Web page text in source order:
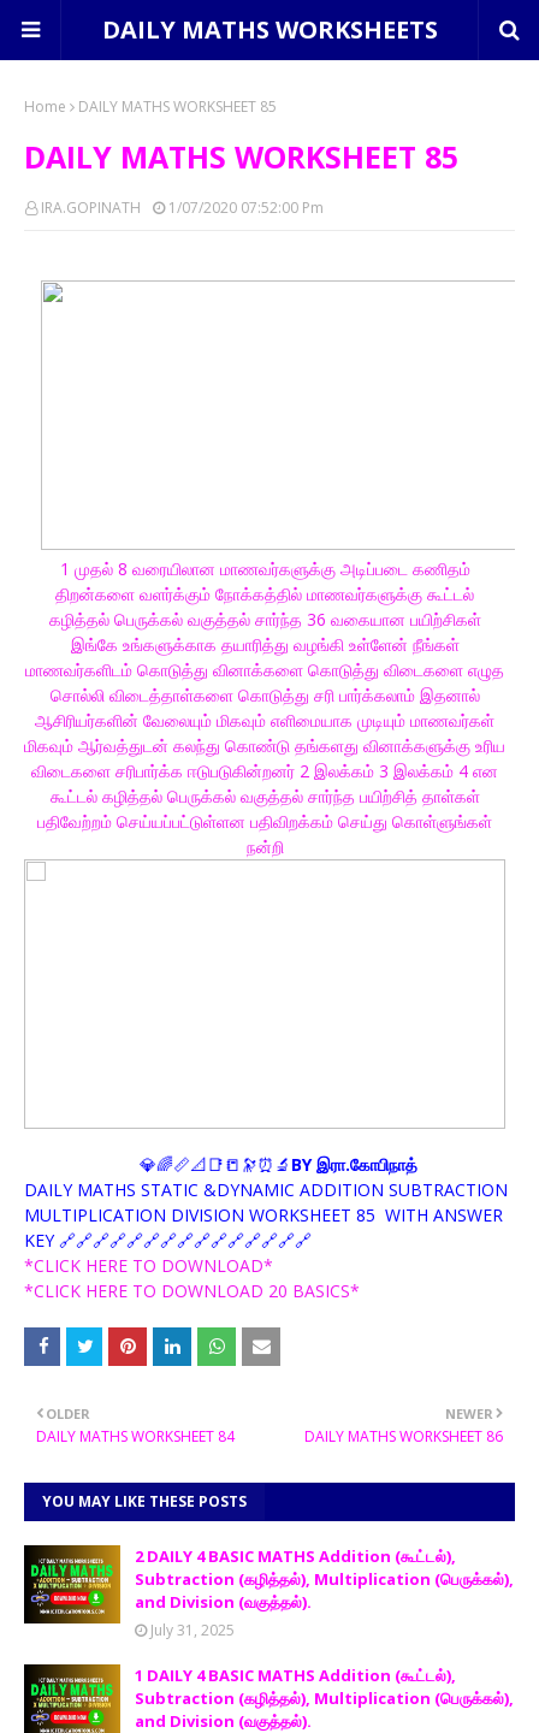
DAILY MATHS WORKSHEETS
Home DAILY MATHS WORKSHEET 85
DAILY MATHS WORKSHEET 85
IRA.GOPINATH 1/07/2020 07:52:00 Pm
1 முதல் 8 வரையிலான மாணவர்களுக்கு அடிப்படை கணிதம்
திறன்களை வளர்க்கும் நோக்கத்தில் மாணவர்களுக்கு கூட்டல்
கழித்தல் பெருக்கல் வகுத்தல் சார்ந்த 36 வகையான பயிற்சிகள்
இங்கே உங்களுக்காக தயாரித்து வழங்கி உள்ளேன் நீங்கள்
மாணவர்களிடம் கொடுத்து வினாக்களை கொடுத்து விடைகளை எழுத
சொல்லி விடைத்தாள்களை கொடுத்து சரி பார்க்கலாம் இதனால்
ஆசிரியர்களின் வேலையும் மிகவும் எளிமையாக முடியும் மாணவர்கள்
மிகவும் ஆர்வத்துடன் கலந்து கொண்டு தங்களது வினாக்களுக்கு உரிய
விடைகளை சரிபார்க்க ஈடுபடுகின்றனர் 2 இலக்கம் 3 இலக்கம் 4 என
கூட்டல் கழித்தல் பெருக்கல் வகுத்தல் சார்ந்த பயிற்சித் தாள்கள்
பதிவேற்றம் செய்யப்பட்டுள்ளன பதிவிறக்கம் செய்து கொள்ளுங்கள்
நன்றி
💎🌈📏📐📑📒🔭⏰🔬 BY இரா.கோபிநாத்
DAILY MATHS STATIC &DYNAMIC ADDITION SUBTRACTION
MULTIPLICATION DIVISION WORKSHEET 85 WITH ANSWER
KEY 🔗🔗🔗🔗🔗🔗🔗🔗🔗🔗🔗🔗🔗🔗🔗
*CLICK HERE TO DOWNLOAD*
*CLICK HERE TO DOWNLOAD 20 BASICS*
NEWER
DAILY MATHS WORKSHEET 86
OLDER
DAILY MATHS WORKSHEET 84
YOU MAY LIKE THESE POSTS
2 DAILY 4 BASIC MATHS Addition (கூட்டல்),
Subtraction (கழித்தல்), Multiplication (பெருக்கல்),
and Division (வகுத்தல்).
July 31, 2025
1 DAILY 4 BASIC MATHS Addition (கூட்டல்),
Subtraction (கழித்தல்), Multiplication (பெருக்கல்),
and Division (வகுத்தல்).